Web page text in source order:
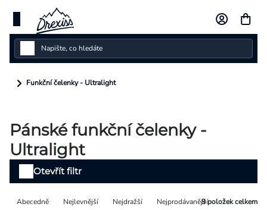
obsah
Dámské
Pánské
Kolekce
Dárkové poukazy
Funkční čelenky - Ultralight
Pánské funkční čelenky -
Ultralight
Řazení
Abecedně Nejlevnější Nejdražší Nejprodávanější
9položek celkem
Otevřít filtr
Výpis
produktů